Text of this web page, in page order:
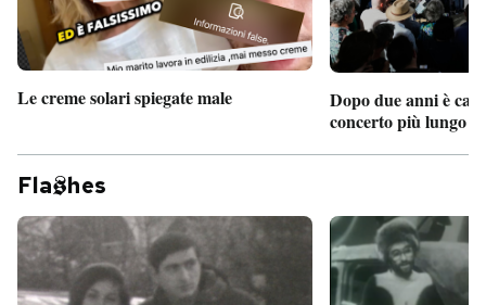
Le creme solari spiegate male
Dopo due anni è
concerto più lungo
Fla hes